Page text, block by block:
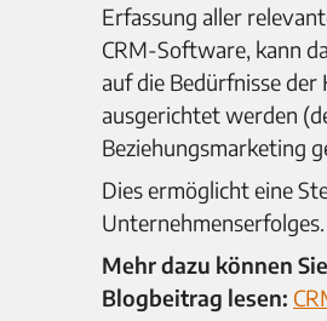
Erfassung aller
CRM-Software, kann
auf die Bedürfnisse der
ausgerichtet werden
Beziehungsmarketing
Dies ermöglicht eine
Unternehmenserfolges.
Mehr dazu können
Blogbeitrag lesen: